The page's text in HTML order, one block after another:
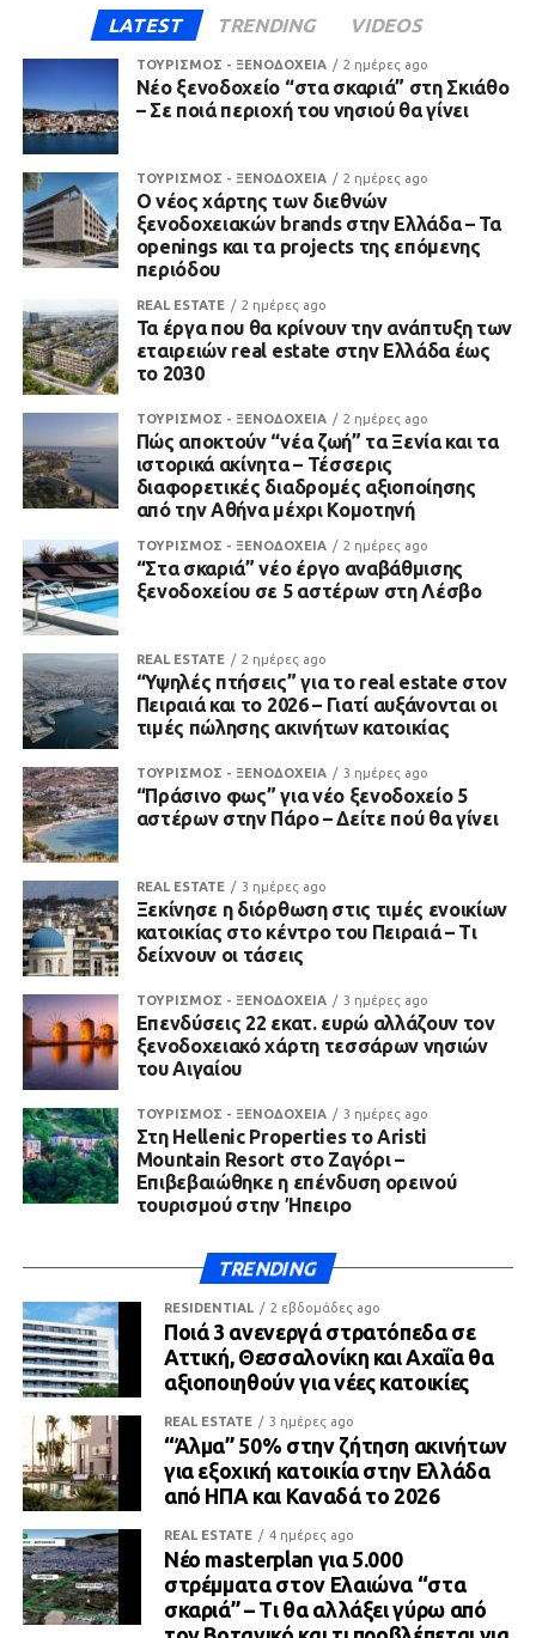
LATEST TRENDING VIDEOS
ΤΟΥΡΙΣΜΟΣ - ΞΕΝΟΔΟΧΕΙΑ 2 ημέρες ago
Νέο ξενοδοχείο “στα σκαριά” στη Σκιάθο
– Σε ποιά περιοχή του νησιού θα γίνει
ΤΟΥΡΙΣΜΟΣ - ΞΕΝΟΔΟΧΕΙΑ 2 ημέρες ago
Ο νέος χάρτης των διεθνών
ξενοδοχειακών brands στην Ελλάδα – Τα
openings και τα projects της επόμενης
περιόδου
REAL ESTATE 2 ημέρες ago
Τα έργα που θα κρίνουν την ανάπτυξη των
εταιρειών real estate στην Ελλάδα έως
το 2030
ΤΟΥΡΙΣΜΟΣ - ΞΕΝΟΔΟΧΕΙΑ 2 ημέρες ago
Πώς αποκτούν “νέα ζωή” τα Ξενία και τα
ιστορικά ακίνητα – Τέσσερις
διαφορετικές διαδρομές αξιοποίησης
από την Αθήνα μέχρι Κομοτηνή
ΤΟΥΡΙΣΜΟΣ - ΞΕΝΟΔΟΧΕΙΑ 2 ημέρες ago
“Στα σκαριά” νέο έργο αναβάθμισης
ξενοδοχείου σε 5 αστέρων στη Λέσβο
REAL ESTATE 2 ημέρες ago
“Υψηλές πτήσεις” για το real estate στον
Πειραιά και το 2026 – Γιατί αυξάνονται οι
τιμές πώλησης ακινήτων κατοικίας
ΤΟΥΡΙΣΜΟΣ - ΞΕΝΟΔΟΧΕΙΑ 3 ημέρες ago
“Πράσινο φως” για νέο ξενοδοχείο 5
αστέρων στην Πάρο – Δείτε πού θα γίνει
REAL ESTATE 3 ημέρες ago
Ξεκίνησε η διόρθωση στις τιμές ενοικίων
κατοικίας στο κέντρο του Πειραιά – Τι
δείχνουν οι τάσεις
ΤΟΥΡΙΣΜΟΣ - ΞΕΝΟΔΟΧΕΙΑ 3 ημέρες ago
Επενδύσεις 22 εκατ. ευρώ αλλάζουν τον
ξενοδοχειακό χάρτη τεσσάρων νησιών
του Αιγαίου
ΤΟΥΡΙΣΜΟΣ - ΞΕΝΟΔΟΧΕΙΑ 3 ημέρες ago
Στη Hellenic Properties το Aristi
Mountain Resort στο Ζαγόρι –
Επιβεβαιώθηκε η επένδυση ορεινού
τουρισμού στην Ήπειρο
TRENDING
RESIDENTIAL 2 εβδομάδες ago
Ποιά 3 ανενεργά στρατόπεδα σε
Αττική, Θεσσαλονίκη και Αχαΐα θα
αξιοποιηθούν για νέες κατοικίες
REAL ESTATE 3 ημέρες ago
“Άλμα” 50% στην ζήτηση ακινήτων
για εξοχική κατοικία στην Ελλάδα
από ΗΠΑ και Καναδά το 2026
REAL ESTATE 4 ημέρες ago
Νέο masterplan για 5.000
στρέμματα στον Ελαιώνα “στα
σκαριά” – Τι θα αλλάξει γύρω από